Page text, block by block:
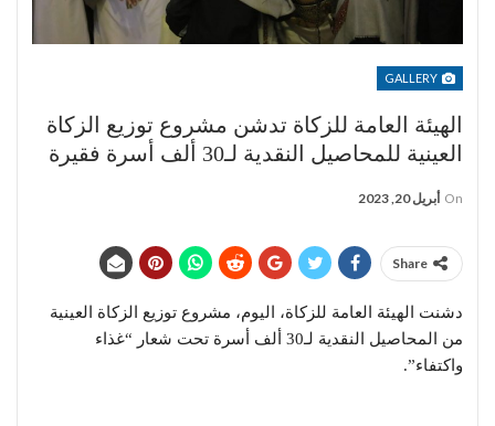
الهيئة العامة للزكاة تدشن مشروع توزيع الزكاة
العينية للمحاصيل النقدية لـ30 ألف أسرة فقيرة
On أبريل 20, 2023
Share
دشنت الهيئة العامة للزكاة، اليوم، مشروع توزيع الزكاة العينية
من المحاصيل النقدية لـ30 ألف أسرة تحت شعار “غذاء
واكتفاء”.